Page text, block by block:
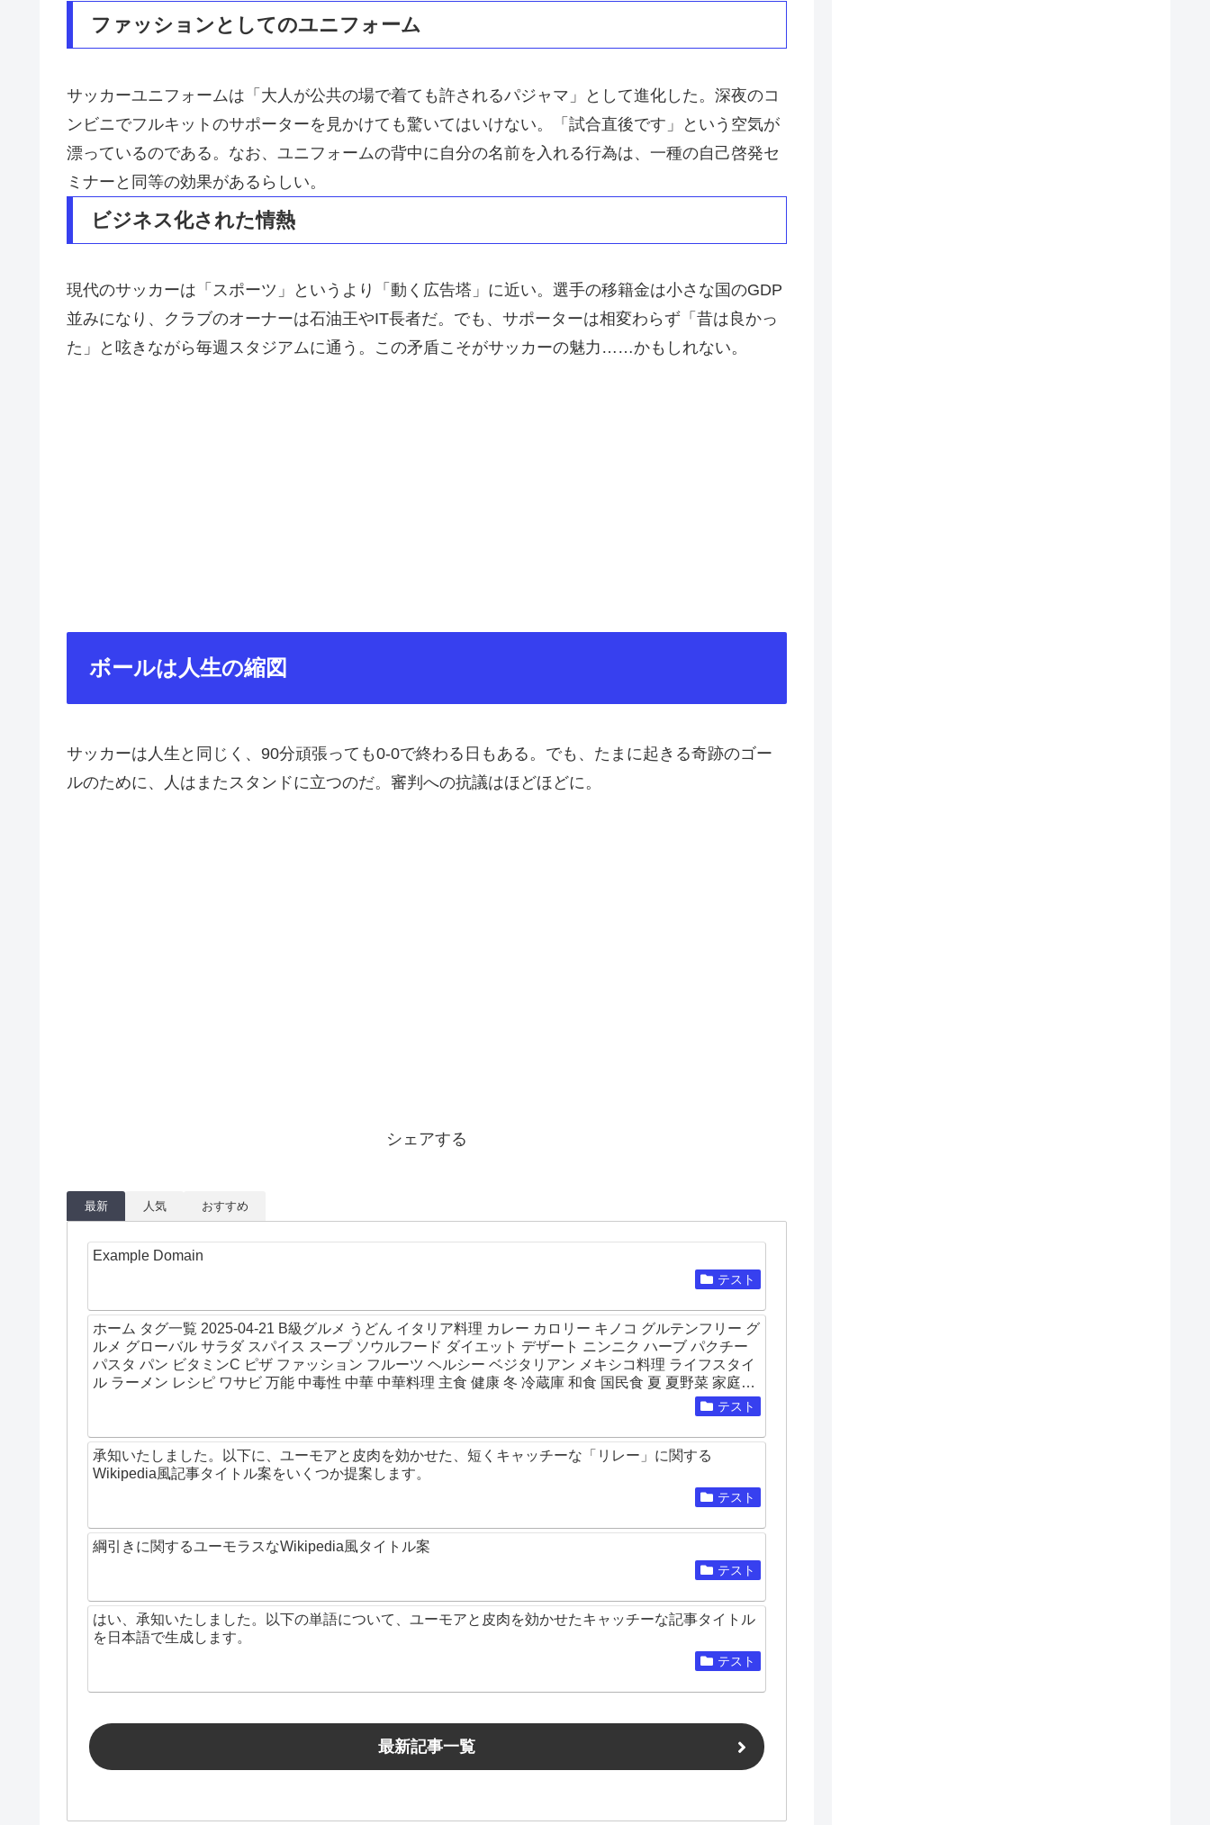
ファッションとしてのユニフォーム
サッカーユニフォームは「大人が公共の場で着ても許されるパジャマ」として進化した。深夜のコ
ンビニでフルキットのサポーターを見かけても驚いてはいけない。「試合直後です」という空気が
漂っているのである。なお、ユニフォームの背中に自分の名前を入れる行為は、一種の自己啓発セ
ミナーと同等の効果があるらしい。
ビジネス化された情熱
現代のサッカーは「スポーツ」というより「動く広告塔」に近い。選手の移籍金は小さな国のGDP
並みになり、クラブのオーナーは石油王やIT長者だ。でも、サポーターは相変わらず「昔は良かっ
た」と呟きながら毎週スタジアムに通う。この矛盾こそがサッカーの魅力……かもしれない。
ボールは人生の縮図
サッカーは人生と同じく、90分頑張っても0-0で終わる日もある。でも、たまに起きる奇跡のゴー
ルのために、人はまたスタンドに立つのだ。審判への抗議はほどほどに。
シェアする
最新 人気 おすすめ
Example Domain
テスト
ホーム タグ一覧 2025-04-21 B級グルメ うどん イタリア料理 カレー カロリー キノコ グルテンフリー グ
ルメ グローバル サラダ スパイス スープ ソウルフード ダイエット デザート ニンニク ハーブ パクチー
パスタ パン ビタミンC ピザ ファッション フルーツ ヘルシー ベジタリアン メキシコ料理 ライフスタイ
ル ラーメン レシピ ワサビ 万能 中毒性 中華 中華料理 主食 健康 冬 冷蔵庫 和食 国民食 夏 夏野菜 家庭料
理 家庭菜園 寿司 小麦粉 揚げ物 文化 料理 日本料理 日本食 旨味 旬 朝食 果物 柑橘類 栄養 歴史 洋食 海
炭水化物 甘さ 甘味 甘酸っぱい 生物 発酵 砂糖 秋の味覚 米 罪悪感 肉 脇役 苦味 誘惑 調味料 豆腐 赤色 辛
味 進化 酸味 醤油 野菜 鍋 隠し味 風味 食 食べ物 食事 食卓 食感 食文化 食材 食物繊維 香り 香辛料 高級
魚 鮮度 麺 シェアする 仮タイトル カテゴリー 料理191 タグタグを選択料理 (79) 食材 (57) グルメ (29)
健康 (28) レシピ (23) 食文化 (22) スパイス (20) 野菜 (19) 栄養 (17) 食 (15) 調味料 (14) 歴史 (12) 果
物 (10) 香り (10) 家庭料理 (9) 食感 (9) 日本料理 (8) 炭水化物 (8) 風味 (8) パン (8) 文化 (7) ダイエッ
ト (7) ハーブ (7) フルーツ (7) 香辛料 (7) 小麦粉 (7) スープ (6) カロリー (6) B級グルメ (6) 食卓 (6) 脇
役 (6) 食物繊維 (6) 甘味 (5) 魚 (5) 和食 (5) パスタ (5) カレー (5) サラダ (5) 揚げ物 (5) 夏野菜 (5) ヘル
シー (5) 家庭菜園 (5) キノコ (5) ビタミンC (5) 発酵 (5) 日本食 (5) 夏 (4) 中華料理 (4) イタリア料理
(4) 食事 (4) パクチー (4) 鮮度 (4) 麺 (4) 進化 (4) 米 (4) 甘さ (4) 柑橘類 (4) グルテンフリー (4) 豆腐
(4) 冬 (3) 肉 (3) 旬 (3) ラーメン (3) ピザ (3) 辛味 (3) ベジタリアン (3) メキシコ料理 (3) ニンニク (3)
デザート (3) 冷蔵庫 (3) ライフスタイル (3) 朝食 (3) 砂糖 (3) ワサビ (3) 醤油 (3) 国民食 (3) 中華 (3)
うどん (3) ソウルフード (3) 赤色 (3) 万能 (3) 生物 (3) 海 (3) 鍋 (3) グローバル (3) 苦味 (3) 旨味 (3) 秋
の味覚 (3) 食べ物 (3) 酸味 (3) 甘酸っぱい (3) 隠し味 (3) 主食 (3) 高級 (2) ファッション (2) 誘惑 (2)
罪悪感 (2) 中毒性 (2) 寿司 (2) 洋食 (2) ハンバーグ (2) オムライス (2) フランス (2) フレンチ (2) バゲ
ット (2) 韓国料理 (2) 発酵食品 (2) 唐辛子 (2) タイ料理 (2) インド料理 (2) フォー (2) エスニック (2)
タコス (2) トルティーヤ (2) スペイン料理 (2) パエリア (2) バレンシア (2) ボルシチ (2) ジャガイモ (2)
麦 (2) 卵 (2) ケチャップ (2) 錬金術 (2) 鶏肉 (2) ヨーグルト (2) オレンジ (2) タンパク質 (2) 贅沢 (2)
庶民の味方 (2) 生態 (2) 養殖 (2) 甲殻類 (2) 擬態 (2) 貝 (2) 牡蠣 (2) ピーマン (2) パプリカ (2) ブロッ
コリー (2) 緑黄色野菜 (2) 薬味 (2) ネバネバ (2) 調理 (2) 色 (2) ビタミン (2) 好み (2) 穴 (2) ジュース
テスト
承知いたしました。以下に、ユーモアと皮肉を効かせた、短くキャッチーな「リレー」に関する
Wikipedia風記事タイトル案をいくつか提案します。
テスト
綱引きに関するユーモラスなWikipedia風タイトル案
テスト
はい、承知いたしました。以下の単語について、ユーモアと皮肉を効かせたキャッチーな記事タイトル
を日本語で生成します。
テスト
最新記事一覧